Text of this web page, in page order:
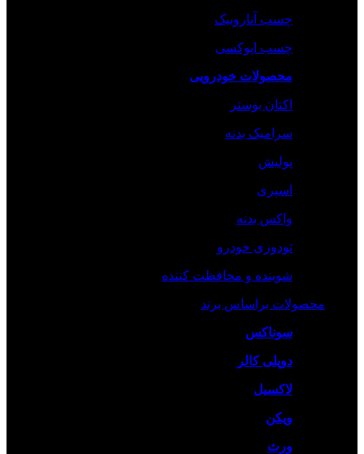
چسب‌ آناروبیک
چسب‌ اپوکسی
محصولات خودرویی
اکتان بوستر
سرامیک بدنه
پولیش
اسپری
واکس بدنه
تودوزی خودرو
شوینده و محافظت کننده
محصولات براساس برند
سوناکس
دوپلی کالر
لاکسیل
ویکن
ورث